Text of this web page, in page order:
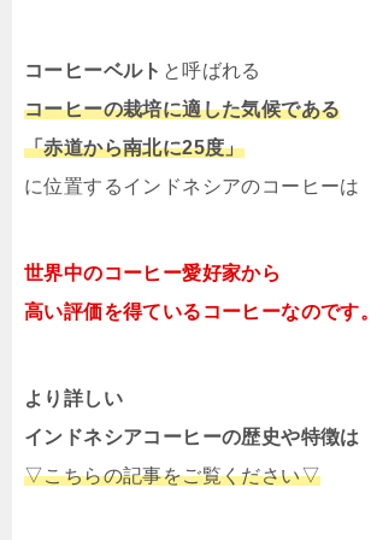
コーヒーベルト と呼ばれる
コーヒーの栽培に適した気候である
「赤道から南北に25度」
に位置するインドネシアのコーヒーは
世界中のコーヒー愛好家から
高い評価を得ているコーヒーなのです。
より詳しい
インドネシアコーヒーの歴史や特徴は
▽こちらの記事をご覧ください▽